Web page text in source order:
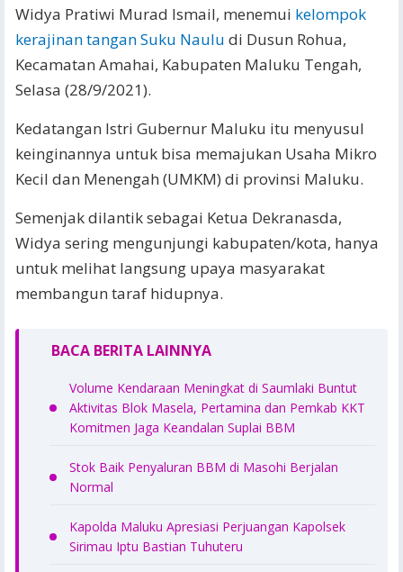
Widya Pratiwi Murad Ismail, menemui kelompok
kerajinan tangan Suku Naulu di Dusun Rohua,
Kecamatan Amahai, Kabupaten Maluku Tengah,
Selasa (28/9/2021).
Kedatangan Istri Gubernur Maluku itu menyusul
keinginannya untuk bisa memajukan Usaha Mikro
Kecil dan Menengah (UMKM) di provinsi Maluku.
Semenjak dilantik sebagai Ketua Dekranasda,
Widya sering mengunjungi kabupaten/kota, hanya
untuk melihat langsung upaya masyarakat
membangun taraf hidupnya.
BACA BERITA LAINNYA
Volume Kendaraan Meningkat di Saumlaki Buntut
Aktivitas Blok Masela, Pertamina dan Pemkab KKT
Komitmen Jaga Keandalan Suplai BBM
Stok Baik Penyaluran BBM di Masohi Berjalan
Normal
Kapolda Maluku Apresiasi Perjuangan Kapolsek
Sirimau Iptu Bastian Tuhuteru